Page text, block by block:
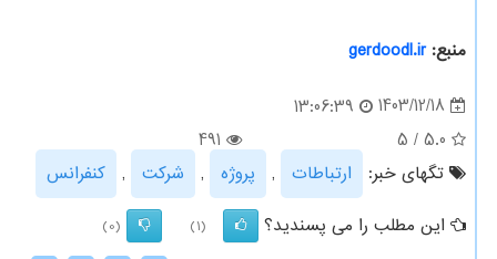
منبع:gerdoodl.ir
1403/12/18
13:06:39
5.0
/
5
491
تگهای خبر:
ارتباطات , پروژه , شركت ,
كنفرانس
این مطلب را می پسندید؟
(1)
(0)